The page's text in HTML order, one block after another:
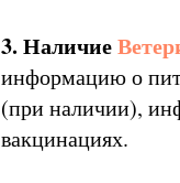
3. Наличие
информацию о
(при наличии),
вакцинациях.